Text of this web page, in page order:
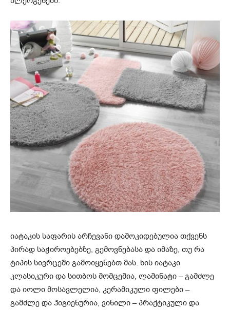
იატაკის საფარის არჩევანი დამოკიდებულია თქვენს
პირად საჭიროებებზე, გემოვნებასა და იმაზე, თუ რა
ტიპის სივრცეში გამოიყენებთ მას. ხის იატაკი
კლასიკური და სითბოს მომცემია, ლამინატი – გამძლე
და იოლი მოსავლელია, კერამიკული ფილები –
გამძლე და ჰიგიენურია, ვინილი – პრაქტიკული და